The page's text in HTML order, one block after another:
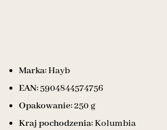
Marka:Hayb
EAN:5904844574756
Opakowanie:250 g
Kraj pochodzenia:Kolumbia